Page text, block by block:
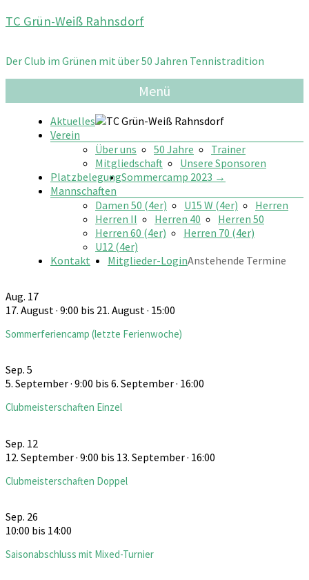
Zum
TC Grün-Weiß Rahnsdorf
Der Club im Grünen mit über 50 Jahren Tennistradition
Menü
Aktuelles
Verein
Über uns
50 Jahre
Trainer
Mitgliedschaft
Unsere Sponsoren
Platzbelegung
Mannschaften
Damen 50 (4er)
U15 W (4er)
Herren
Herren II
Herren 40
Herren 50
Herren 60 (4er)
Herren 70 (4er)
U12 (4er)
Kontakt
Mitglieder-Login
Sommercamp 2023 →
Anstehende Termine
Aug. 17
17. August · 9:00 bis 21. August · 15:00
Sommerferiencamp (letzte Ferienwoche)
Sep. 5
5. September · 9:00 bis 6. September · 16:00
Clubmeisterschaften Einzel
Sep. 12
12. September · 9:00 bis 13. September · 16:00
Clubmeisterschaften Doppel
Sep. 26
10:00 bis 14:00
Saisonabschluss mit Mixed-Turnier